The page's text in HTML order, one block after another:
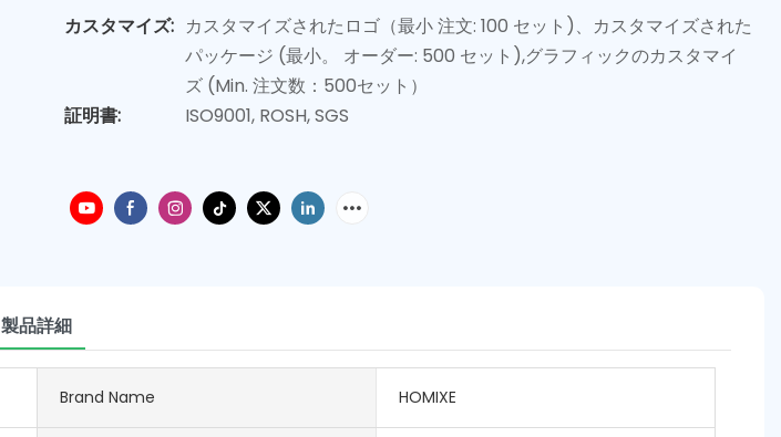
カスタマイズ: カスタマイズされたロゴ（最小 注文: 100 セット)、カスタマイズされた
パッケージ (最小。 オーダー: 500 セット),グラフィックのカスタマイ
ズ (Min. 注文数：500セット）
証明書:
ISO9001, ROSH, SGS
製品詳細
Brand Name HOMIXE